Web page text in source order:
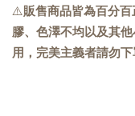
⚠️販售商品皆為百分
膠、色澤不均以及其
用，完美主義者請勿下